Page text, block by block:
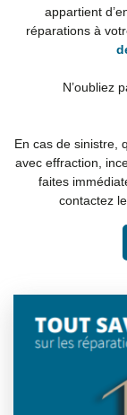
appartient
réparations à
N’oubliez
En cas de sinistre,
avec effraction,
faites
contactez